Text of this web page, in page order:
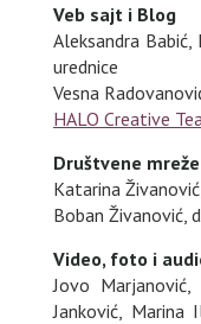
Veb sajt i Blog
Aleksandra Babić,
urednice
Vesna
HALO Creative
Društvene mreže
Katarina
Boban Živanović,
Video, foto i
Jovo Marjanović,
Janković, Marina